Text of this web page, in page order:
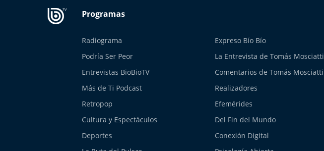
Radiograma
Expreso Bío Bío
Podría Ser Peor
La Entrevista de Tomás Mosciatti
Entrevistas BioBioTV
Comentarios de Tomás Mosciatti
Más de Ti Podcast
Realizadores
Retropop
Efemérides
Cultura y Espectáculos
Del Fin del Mundo
Deportes
Conexión Digital